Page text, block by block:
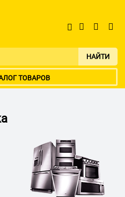
НАЙТИ
ТОВАРОВ